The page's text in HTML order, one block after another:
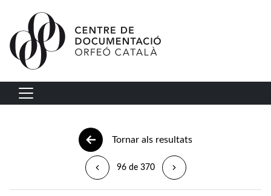
Vés al contingut
Navegació principal
Tornar als resultats
96 de 370